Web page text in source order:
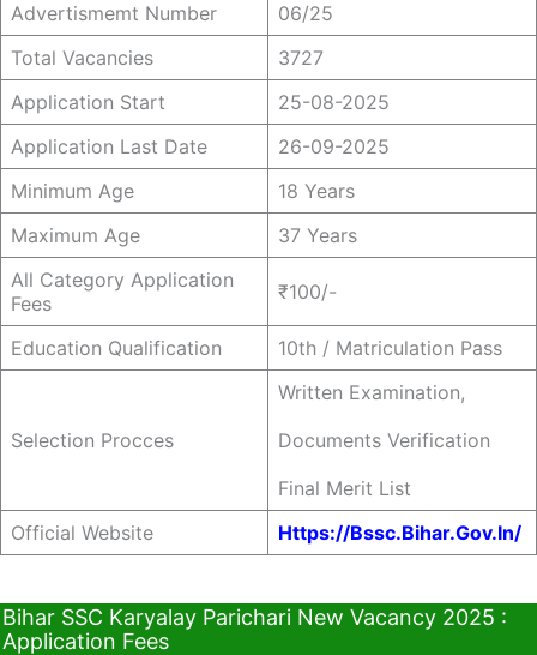
Advertismemt Number
06/25
Total Vacancies
3727
Application Start
25-08-2025
Application Last Date
26-09-2025
Minimum Age
18 Years
Maximum Age
37 Years
All Category Application
Fees
₹100/-
Education Qualification 10th / Matriculation Pass
Selection Procces
Written Examination,
Documents Verification
Final Merit List
Official Website
Https://bssc.bihar.gov.in/
Bihar SSC Karyalay Parichari New Vacancy 2025 :
Application Fees